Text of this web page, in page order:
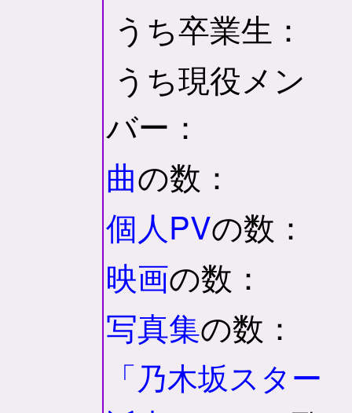
うち卒業生：
うち現役メン
バー：
曲の数：
個人PVの数：
映画の数：
写真集の数：
「乃木坂スター